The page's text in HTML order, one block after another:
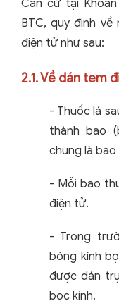
Căn cứ tại
BTC,quy định về
điện tử như sau:
2.1. Về dán tem
- Thuốc lá
thành bao
chung là
- Mỗi bao
điện tử.
- Trong
bóng kính
được dán
bọc kính.